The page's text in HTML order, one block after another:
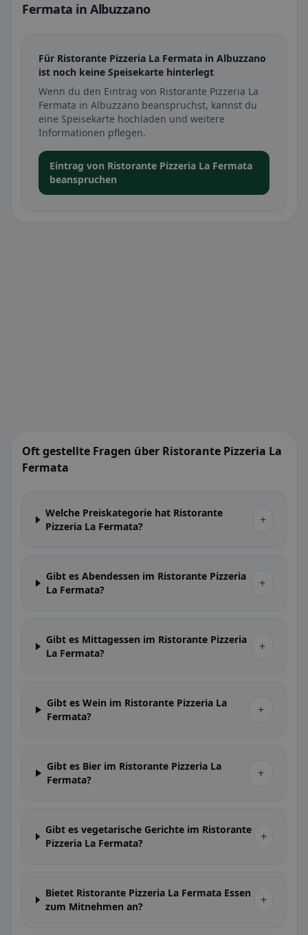
Fermata in Albuzzano
Für Ristorante Pizzeria La Fermata in Albuzzano
ist noch keine Speisekarte hinterlegt
Wenn du den Eintrag von Ristorante Pizzeria La
Fermata in Albuzzano beanspruchst, kannst du
eine Speisekarte hochladen und weitere
Informationen pflegen.
Eintrag von Ristorante Pizzeria La Fermata
beanspruchen
Oft gestellte Fragen über Ristorante Pizzeria La
Fermata
Welche Preiskategorie hat Ristorante
Pizzeria La Fermata?
+
Gibt es Abendessen im Ristorante Pizzeria
La Fermata?
+
Gibt es Mittagessen im Ristorante Pizzeria
La Fermata?
+
Gibt es Wein im Ristorante Pizzeria La
Fermata?
+
Gibt es Bier im Ristorante Pizzeria La
Fermata?
+
Gibt es vegetarische Gerichte im Ristorante
Pizzeria La Fermata?
+
Bietet Ristorante Pizzeria La Fermata Essen
zum Mitnehmen an?
+